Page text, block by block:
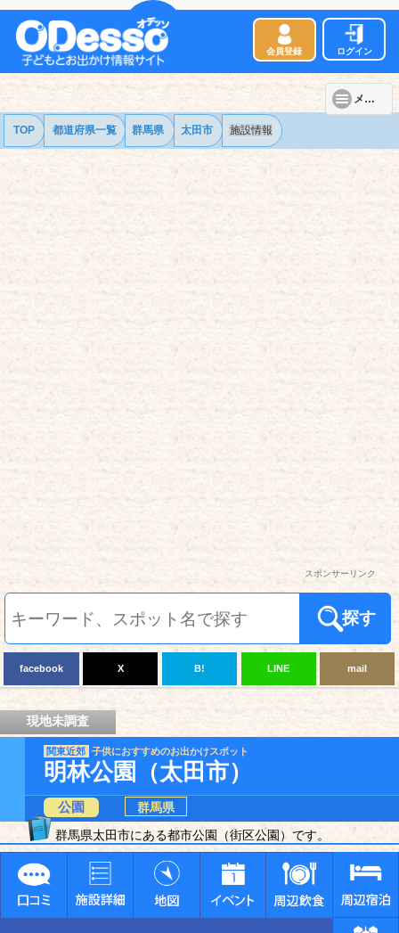
会員登録 ログイン
メニュー
TOP 都道府県一覧 群馬県 太田市 施設情報
スポンサーリンク
探す
facebook X B! LINE mail
現地未調査
関東近郊 子供におすすめのお出かけスポット
明林公園（太田市）
公園
群馬県
群馬県太田市にある都市公園（街区公園）です。